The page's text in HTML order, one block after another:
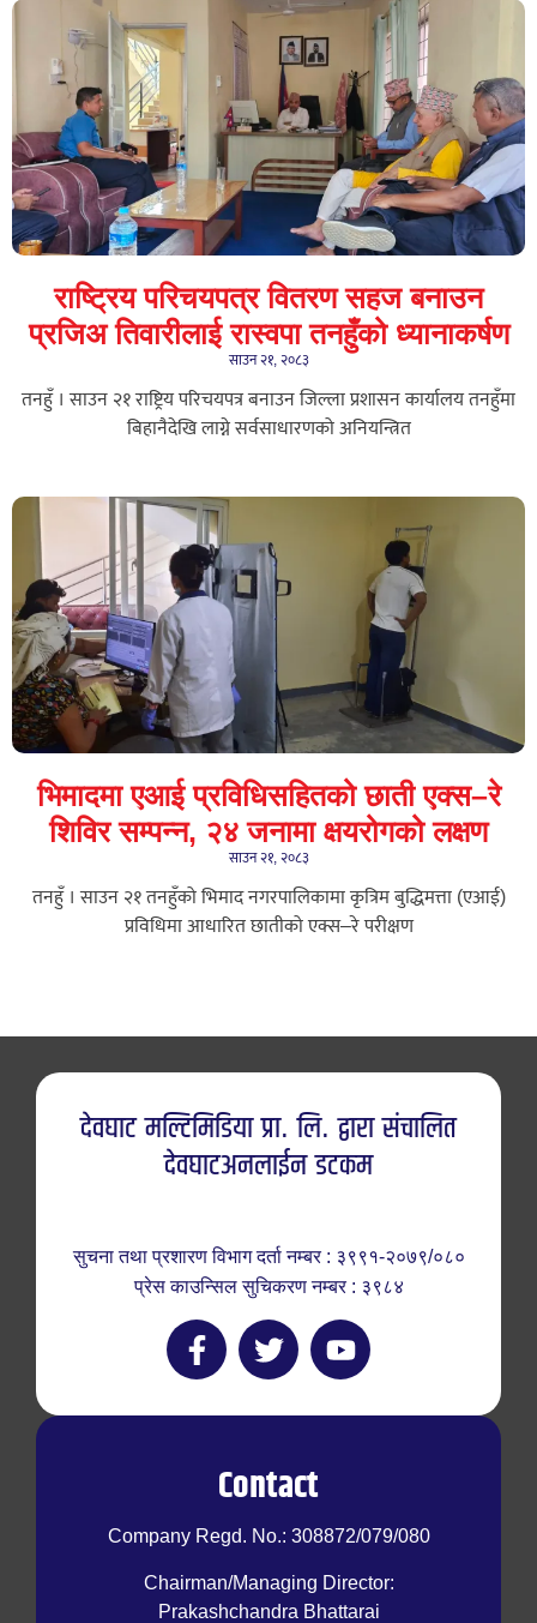
राष्ट्रिय परिचयपत्र वितरण सहज बनाउन
प्रजिअ तिवारीलाई रास्वपा तनहुँको ध्यानाकर्षण
साउन २१, २०८३
तनहुँ । साउन २१ राष्ट्रिय परिचयपत्र बनाउन जिल्ला प्रशासन कार्यालय तनहुँमा
बिहानैदेखि लाग्ने सर्वसाधारणको अनियन्त्रित
भिमादमा एआई प्रविधिसहितको छाती एक्स–रे
शिविर सम्पन्न, २४ जनामा क्षयरोगको लक्षण
साउन २१, २०८३
तनहुँ । साउन २१ तनहुँको भिमाद नगरपालिकामा कृत्रिम बुद्धिमत्ता (एआई)
प्रविधिमा आधारित छातीको एक्स–रे परीक्षण
देवघाट मल्टिमिडिया प्रा. लि. द्वारा संचालित
देवघाटअनलाईन डटकम
सुचना तथा प्रशारण विभाग दर्ता नम्बर : ३९९१-२०७९/०८०
प्रेस काउन्सिल सुचिकरण नम्बर : ३९८४
Contact
Company Regd. No.: 308872/079/080
Chairman/Managing Director:
Prakashchandra Bhattarai